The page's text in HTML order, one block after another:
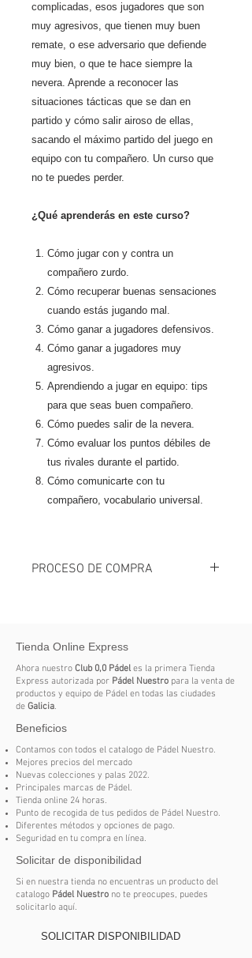
complicadas, esos jugadores que son
muy agresivos, que tienen muy buen
remate, o ese adversario que defiende
muy bien, o que te hace siempre la
nevera. Aprende a reconocer las
situaciones tácticas que se dan en
partido y cómo salir airoso de ellas,
sacando el máximo partido del juego en
equipo con tu compañero. Un curso que
no te puedes perder.
¿Qué aprenderás en este curso?
Cómo jugar con y contra un
compañero zurdo.
Cómo recuperar buenas sensaciones
cuando estás jugando mal.
Cómo ganar a jugadores defensivos.
Cómo ganar a jugadores muy
agresivos.
Aprendiendo a jugar en equipo: tips
para que seas buen compañero.
Cómo puedes salir de la nevera.
Cómo evaluar los puntos débiles de
tus rivales durante el partido.
Cómo comunicarte con tu
compañero, vocabulario universal.
PROCESO DE COMPRA
Realizar el pago.
Dentro las 24 horas siguientes
recibirás un correo para acceder
al curso.
comunicarte con nosotros.
No se realizan devoluciones al ser
un producto digital.
Tienda Online Express
Ahora nuestro Club 0,0 Pádel es la primera Tienda
Express autorizada por Pádel Nuestro para la venta de
productos y equipo de Pádel en todas las ciudades
de Galicia.
Beneficios
Contamos con todos el catalogo de Pádel Nuestro.
Mejores precios del mercado
Nuevas colecciones y palas 2022.
Principales marcas de Pádel.
Tienda online 24 horas.
Punto de recogida de tus pedidos de Pádel Nuestro.
Diferentes métodos y opciones de pago.
Seguridad en tu compra en línea.
Solicitar de disponibilidad
Si en nuestra tienda no encuentras un producto del
catalogo Pádel Nuestro no te preocupes, puedes
solicitarlo aquí.
SOLICITAR DISPONIBILIDAD